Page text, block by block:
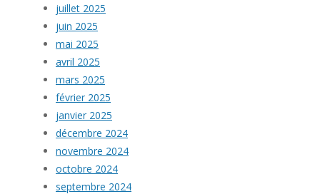
juillet 2025
juin 2025
mai 2025
avril 2025
mars 2025
février 2025
janvier 2025
décembre 2024
novembre 2024
octobre 2024
septembre 2024